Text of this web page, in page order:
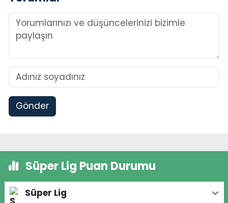
Gönder
Süper Lig Puan Durumu
Süper Lig